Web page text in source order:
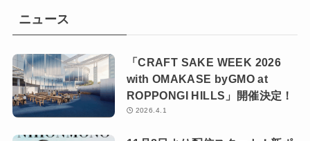
ニュース
「CRAFT SAKE WEEK 2026
with OMAKASE byGMO at
ROPPONGI HILLS」開催決定！
2026.4.1